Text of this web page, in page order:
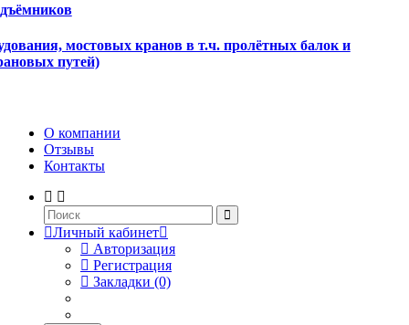
мостовых кранов в т.ч. пролётных балок и
путей)
О компании
Отзывы
Контакты
Личный кабинет
Авторизация
Регистрация
Закладки (0)